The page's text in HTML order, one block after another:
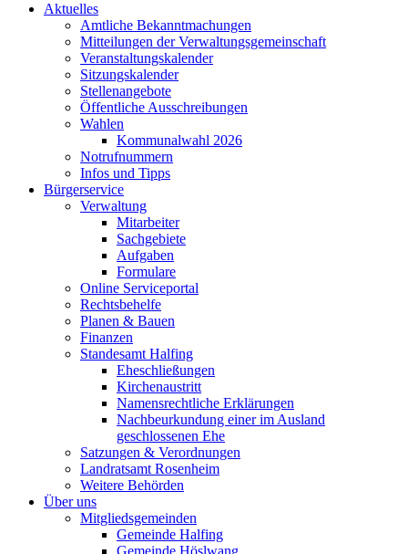
Aktuelles
Amtliche Bekanntmachungen
Mitteilungen der Verwaltungsgemeinschaft
Veranstaltungskalender
Sitzungskalender
Stellenangebote
Öffentliche Ausschreibungen
Wahlen
Kommunalwahl 2026
Notrufnummern
Infos und Tipps
Bürgerservice
Verwaltung
Mitarbeiter
Sachgebiete
Aufgaben
Formulare
Online Serviceportal
Rechtsbehelfe
Planen & Bauen
Finanzen
Standesamt Halfing
Eheschließungen
Kirchenaustritt
Namensrechtliche Erklärungen
Nachbeurkundung einer im Ausland
geschlossenen Ehe
Satzungen & Verordnungen
Landratsamt Rosenheim
Weitere Behörden
Über uns
Mitgliedsgemeinden
Gemeinde Halfing
Gemeinde Höslwang